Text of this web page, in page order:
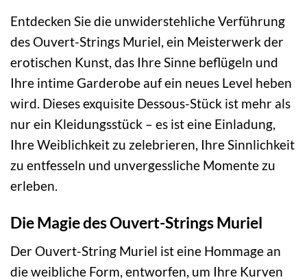
Entdecken Sie die unwiderstehliche Verführung
des Ouvert-Strings Muriel, ein Meisterwerk der
erotischen Kunst, das Ihre Sinne beflügeln und
Ihre intime Garderobe auf ein neues Level heben
wird. Dieses exquisite Dessous-Stück ist mehr als
nur ein Kleidungsstück – es ist eine Einladung,
Ihre Weiblichkeit zu zelebrieren, Ihre Sinnlichkeit
zu entfesseln und unvergessliche Momente zu
erleben.
Die Magie des Ouvert-Strings Muriel
Der Ouvert-String Muriel ist eine Hommage an
die weibliche Form, entworfen, um Ihre Kurven